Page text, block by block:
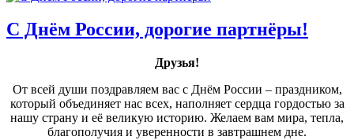
С Днём России, дорогие партнёры!
Друзья!
От всей души поздравляем вас с Днём России – праздником,
который объединяет нас всех, наполняет сердца гордостью за
нашу страну и её великую историю. Желаем вам мира, тепла,
благополучия и уверенности в завтрашнем дне.